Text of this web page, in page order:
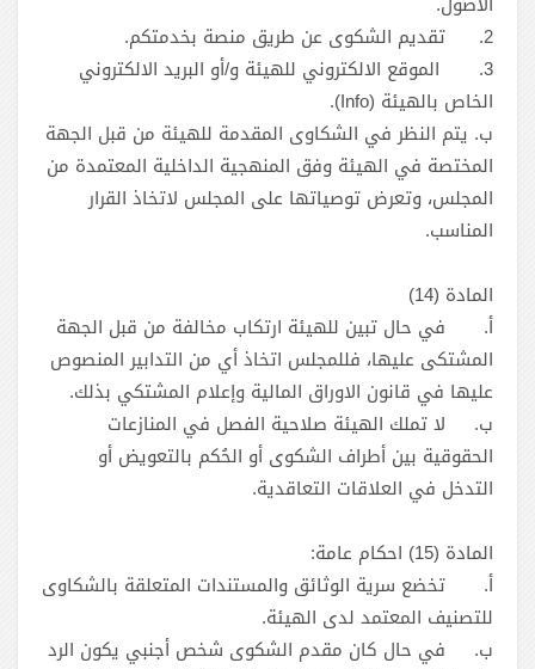
2.
تقديم الشكوى عن طريق منصة بخدمتكم.
3.
الموقع الالكتروني للهيئة و/أو البريد الالكتروني
الخاص بالهيئة (Info).
ب. يتم النظر في الشكاوى المقدمة للهيئة من قبل الجهة
المختصة في الهيئة وفق المنهجية الداخلية المعتمدة من
المجلس، وتعرض توصياتها على المجلس لاتخاذ القرار
المناسب.
المادة (14)
أ‌.
في حال تبين للهيئة ارتكاب مخالفة من قبل الجهة
المشتكى عليها، فللمجلس اتخاذ أي من التدابير المنصوص
عليها في قانون الاوراق المالية وإعلام المشتكي بذلك.
ب‌.
لا تملك الهيئة صلاحية الفصل في المنازعات
الحقوقية بين أطراف الشكوى أو الحُكم بالتعويض أو
التدخل في العلاقات التعاقدية.
المادة (15) احكام عامة:
أ‌.
تخضع سرية الوثائق والمستندات المتعلقة بالشكاوى
للتصنيف المعتمد لدى الهيئة.
ب‌.
في حال كان مقدم الشكوى شخص أجنبي يكون الرد